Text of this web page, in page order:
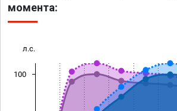
момента:
л.с.
100